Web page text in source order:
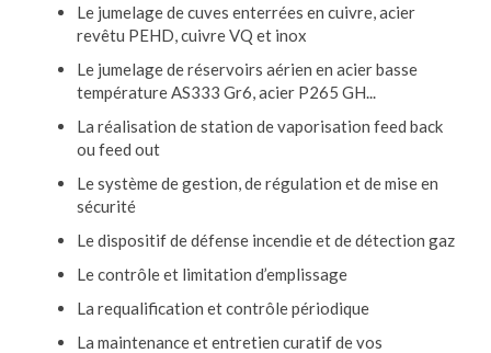
Le jumelage de cuves enterrées en cuivre, acier
revêtu PEHD, cuivre VQ et inox
Le jumelage de réservoirs aérien en acier basse
température AS333 Gr6, acier P265 GH...
La réalisation de station de vaporisation feed back
ou feed out
Le système de gestion, de régulation et de mise en
sécurité
Le dispositif de défense incendie et de détection gaz
Le contrôle et limitation d’emplissage
La requalification et contrôle périodique
La maintenance et entretien curatif de vos